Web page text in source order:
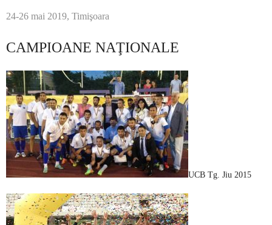
24-26 mai 2019, Timişoara
CAMPIOANE NAŢIONALE
UCB Tg. Jiu 2015